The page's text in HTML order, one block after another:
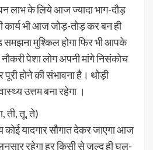
के लिये आज ज्यादा भाग-दौड़
कार्य भी आज जोड़-तोड़ कर बन ही
समझना मुश्किल होगा फिर भी आपके
पेशा लोग अपनी मांगे निसंकोच
होने की संभावना है। थोड़ी
उत्तम बना रहेगा ।
ती, तू, ते)
यादगार सौगात देकर जाएगा आज
रहेगा हर किसी से जल्द ही घुल-